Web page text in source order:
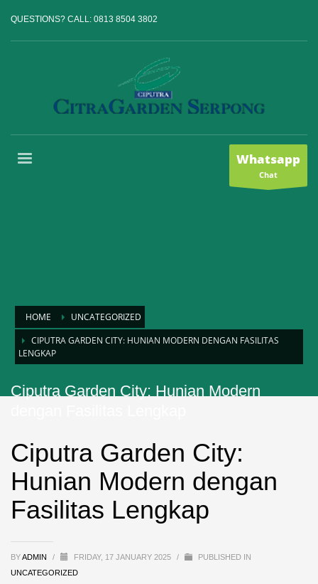
QUESTIONS? CALL: 0813 8504 3802
Whatsapp
Chat
HOME
UNCATEGORIZED
CIPUTRA GARDEN CITY: HUNIAN MODERN DENGAN FASILITAS
LENGKAP
Ciputra Garden City: Hunian Modern
Ciputra Garden City:
Hunian Modern dengan
Fasilitas Lengkap
BYADMIN / FRIDAY, 17 JANUARY 2025 /
PUBLISHED IN
UNCATEGORIZED